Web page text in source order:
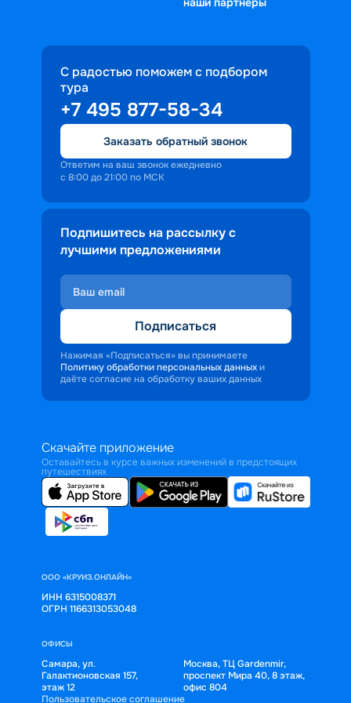
С радостью поможем с подбором
тура
+7 495 877-58-34
Заказать обратный звонок
Ответим на ваш звонок ежедневно
с 8:00 до 21:00 по МСК
Подпишитесь на рассылку с
лучшими предложениями
Подписаться
Нажимая «Подписаться» вы принимаете
Политику обработки персональных данных и
даёте согласие на обработку ваших данных
Скачайте приложение
Оставайтесь в курсе важных изменений в предстоящих
путешествиях
ООО «КРУИЗ.ОНЛАЙН»
ИНН 6315008371
ОГРН 1166313053048
ОФИСЫ
Самара, ул.
Галактионовская 157,
этаж 12
Москва, ТЦ Gardenmir,
проспект Мира 40, 8 этаж,
офис 804
Пользовательское соглашение